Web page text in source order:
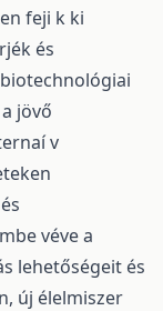
feji k ki
és
jövő
v
véve a
lehetőségeit és
új élelmiszer